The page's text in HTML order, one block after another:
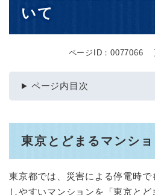
いて
ページID：0077066
ページ内目次
東京とどまるマンシ
東京都では、災害による停電時
しやすいマンションを「東京と